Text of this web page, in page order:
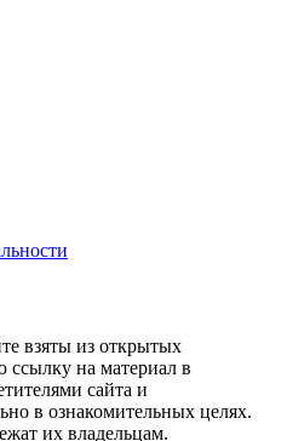
взяты из открытых
на материал в
сайта и
в ознакомительных целях.
их владельцам.